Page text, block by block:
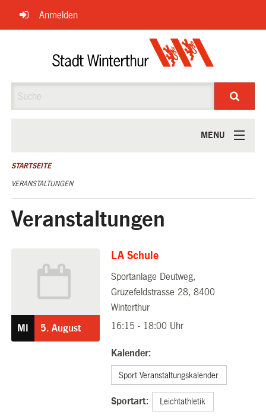
Navigation
überspringen
Anmelden
MENU
ÜBER UNS
STARTSEITE
VERANSTALTUNGEN
Veranstaltungen
MI 5. August
LA Schule
Sportanlage Deutweg,
Grüzefeldstrasse 28, 8400
Winterthur
16:15 - 18:00 Uhr
Kalender:
Sport Veranstaltungskalender
Sportart: Leichtathletik